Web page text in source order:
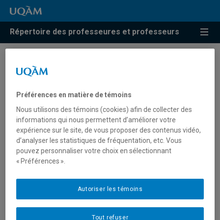
Répertoire des professeures et professeurs
Résultats de recherche pour
Harell, Allison
harell.allison@uqam.ca
Femmes et politique
Préférences en matière de témoins
Nous utilisons des témoins (cookies) afin de collecter des
informations qui nous permettent d’améliorer votre
expérience sur le site, de vous proposer des contenus vidéo,
d’analyser les statistiques de fréquentation, etc. Vous
pouvez personnaliser votre choix en sélectionnant
« Préférences ».
Tout refuser
Autoriser les témoins